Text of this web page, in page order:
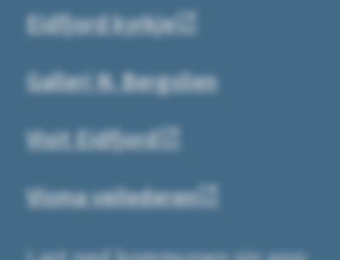
Eidfjord kyrkje
Galleri N. Bergslien
Visit Eidfjord
Visma veilederen